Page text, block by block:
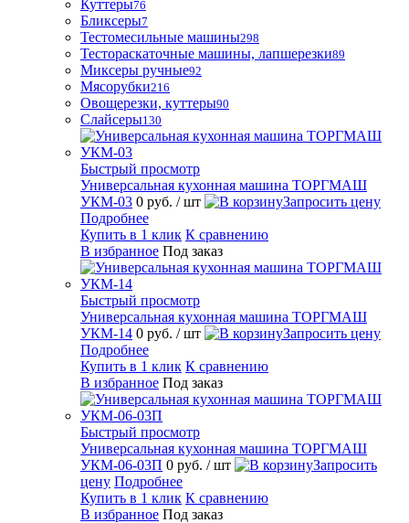
Куттеры76
Бликсеры7
Тестомесильные машины298
Тестораскаточные машины, лапшерезки89
Миксеры ручные92
Мясорубки216
Овощерезки, куттеры90
Слайсеры130
Быстрый просмотр
Универсальная кухонная машина ТОРГМАШ
УКМ-03 0 руб. / шт
Запросить цену
Подробнее
Купить в 1 клик К сравнению
В избранное Под заказ
Быстрый просмотр
Универсальная кухонная машина ТОРГМАШ
УКМ-14 0 руб. / шт
Запросить цену
Подробнее
Купить в 1 клик К сравнению
В избранное Под заказ
Быстрый просмотр
Универсальная кухонная машина ТОРГМАШ
УКМ-06-03П 0 руб. / шт
Запросить
цену Подробнее
Купить в 1 клик К сравнению
В избранное Под заказ